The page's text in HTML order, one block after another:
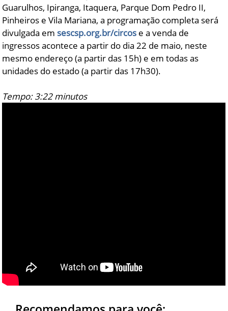
Guarulhos, Ipiranga, Itaquera, Parque Dom Pedro II,
Pinheiros e Vila Mariana, a programação completa será
divulgada em sescsp.org.br/circos e a venda de
ingressos acontece a partir do dia 22 de maio, neste
mesmo endereço (a partir das 15h) e em todas as
unidades do estado (a partir das 17h30).
Tempo: 3:22 minutos